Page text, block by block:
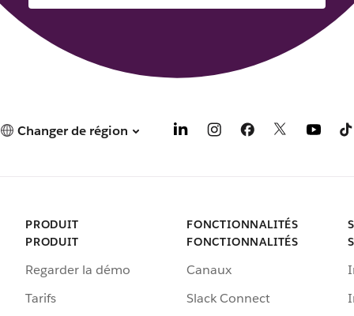
Changer de région
PRODUIT
PRODUIT
Regarder la démo
Tarifs
FONCTIONNALITÉS
FONCTIONNALITÉS
Canaux
Slack Connect